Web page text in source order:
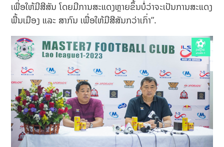
ເພື່ອໃຫ້ມີສີສັນ ໂດຍມີການສະແດງຫຼາຍຂຶ້ນບໍ່ວ່າຈະເປັນການສະແດງ
ພື້ນເມືອງ ແລະ ສາກົນ ເພື່ອໃຫ້ມີສີສັນກວ່າເກົ່າ”.